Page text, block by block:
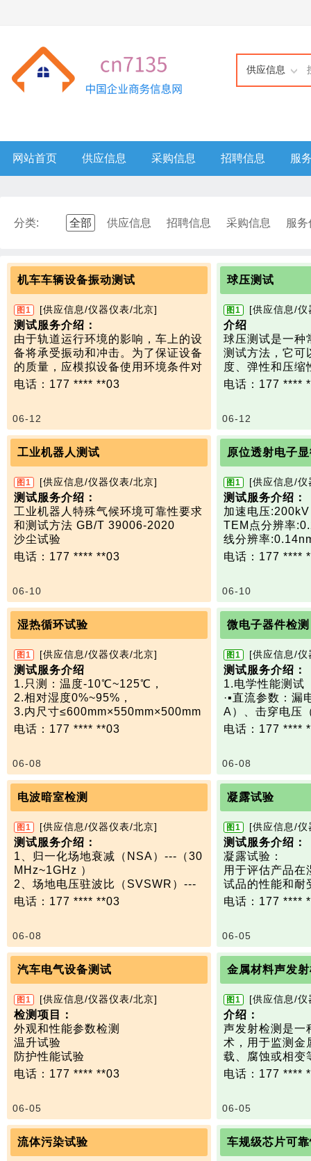
供应信息
网站首页 供应信息 采购信息 招聘信息 服
分类: 全部 供应信息 招聘信息 采购信息 服
机车车辆设备振动测试
图1 [供应信息/仪器仪表/北京]
测试服务介绍：
由于轨道运行环境的影响，车上的设
备将承受振动和冲击。为了保证设备
的质量，应模拟设备使用环境条件对
其进行一段时间的试验。 本标准规
项目说明：
只测尺寸600mmX 600mm以内产品
频率范围:5-4000Hz
推力:6KN(600kg)
最大加速度:980m/s2
最大位移:51mmp-p
最大荷载:200kg。
版本/标准号： GBT 21563-2018
标准名称：轨道交通 机车车辆设备
冲击和振动试验
电话：177 **** **03
06-12
球压测试
图1 [供应信息/
介绍
球压测试是一种
测试方法，它可
度、弹性和压缩
测试服务介绍：
2.测量精度：
度)
3. 保压时间：
版本/标准号：
IEC 60695-10-
10-2:2014
电话：177 ****
06-12
工业机器人测试
图1 [供应信息/仪器仪表/北京]
测试服务介绍：
工业机器人特殊气候环境可靠性要求
和测试方法 GB/T 39006-2020
沙尘试验
只测：容积≤1400mm*1200mm*12
电话：177 **** **03
06-10
原位透射电子
图1 [供应信息/
测试服务介绍：
加速电压:200kV
TEM点分辨率
线分辨率
信息分辨率
Super-XEDS能
率:136 eV。
电话：177 ****
06-10
湿热循环试验
图1 [供应信息/仪器仪表/北京]
测试服务介绍
1.只测：温度-10℃~125℃，
2.相对湿度0%~95%，
3.内尺寸≤600mm×550mm×500mm
电话：177 **** **03
06-08
微电子器件检测
图1 [供应信息/
测试服务介绍：
1.电学性能测试
·▪‌直流参数‌：漏
A）、击穿电压
电阻（0.1mΩ-
间、S参数、噪
2.可靠性测试
包括高温高湿
H）、温度循
静电放电（
适用于航空航天
领域。 ‌
检测标准：
微电子器件试验
B-2005
电话：177 ****
06-08
电波暗室检测
图1 [供应信息/仪器仪表/北京]
测试服务介绍：
1、归一化场地衰减（NSA）---（30
MHz~1GHz ）
2、场地电压驻波比（SVSWR）---
（1GHz~18GHz）
4、背景噪声（AN）---（9kHz~18G
Hz）
5、屏蔽效能（SE）---（9kHz~40G
Hz）
6、安全性能---（接地电阻、耐电
压、绝缘电压）
电话：177 **** **03
06-08
凝露试验
图1 [供应信息/
测试服务介绍：
凝露试验：
用于评估产品在
试品的性能和耐
湿热交替条件下
试验室尺寸：
500mm（深×宽
温度0℃～+70℃
湿度30%RH～
电话：177 ****
06-05
汽车电气设备测试
图1 [供应信息/仪器仪表/北京]
检测项目：
外观和性能参数检测
温升试验
防护性能试验
耐异常电压试验
温度/湿度组合循环试验
振动试验
盐雾试验
工业溶剂试验
电话：177 **** **03
06-05
金属材料声发
图1 [供应信息/
介绍：
声发射检测是一
术，用于监测金
载、腐蚀或相变
陷（如裂纹萌生
射信号）。
与超声、射线等
同，声发射是
的“声音”，因此
电话：177 ****
06-05
流体污染试验 车规级芯片可